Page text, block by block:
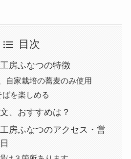
目次
房ふなつの特徴
自家栽培の蕎麦のみ使用
ばを楽しめる
、おすすめは？
房ふなつのアクセス・営